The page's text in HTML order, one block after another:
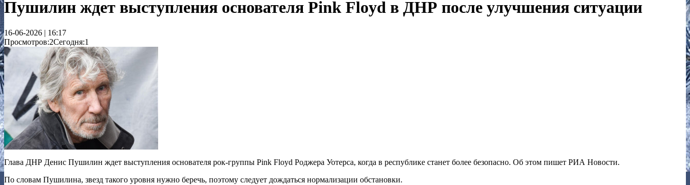
Пушилин ждет выступления основателя Pink Floyd в ДНР после улучшения ситуации
16-06-2026 | 16:17
Просмотров:2Сегодня:1
Глава ДНР Денис Пушилин ждет выступления основателя рок-группы Pink Floyd Роджера Уотерса, когда в республике станет более безопасно. Об этом пишет РИА Новости.
По словам Пушилина, звезд такого уровня нужно беречь, поэтому следует дождаться нормализации обстановки.